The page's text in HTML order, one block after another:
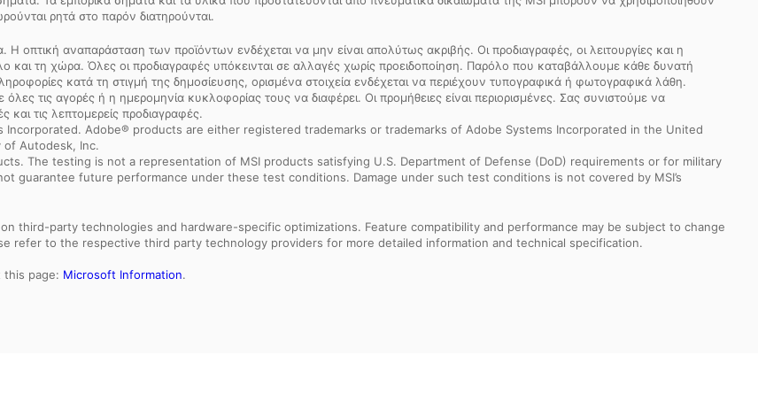
ρητά στο παρόν διατηρούνται.
οπτική αναπαράσταση των προϊόντων ενδέχεται να μην είναι απολύτως ακριβής. Οι προδιαγραφές, οι λειτουργίες και η
τη χώρα. Όλες οι προδιαγραφές υπόκεινται σε αλλαγές χωρίς προειδοποίηση. Παρόλο που καταβάλλουμε κάθε δυνατή
κατά τη στιγμή της δημοσίευσης, ορισμένα στοιχεία ενδέχεται να περιέχουν τυπογραφικά ή φωτογραφικά λάθη.
τις αγορές ή η ημερομηνία κυκλοφορίας τους να διαφέρει. Οι προμήθειες είναι περιορισμένες. Σας συνιστούμε να
και τις λεπτομερείς προδιαγραφές.
Adobe® products are either registered trademarks or trademarks of Adobe Systems Incorporated in the United
Autodesk, Inc.
The testing is not a representation of MSI products satisfying U.S. Department of Defense (DoD) requirements or for military
guarantee future performance under these test conditions. Damage under such test conditions is not covered by MSI’s
third-party technologies and hardware-specific optimizations. Feature compatibility and performance may be subject to change
refer to the respective third party technology providers for more detailed information and technical specification.
this page: Microsoft Information.